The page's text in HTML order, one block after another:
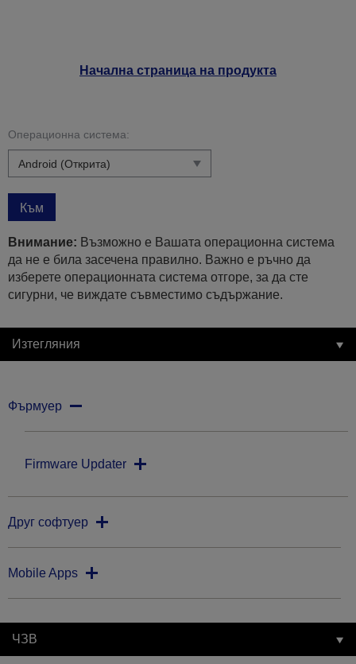
Начална страница на продукта
Операционна система:
Към
Внимание: Възможно е Вашата операционна система
да не е била засечена правилно. Важно е ръчно да
изберете операционната система отгоре, за да сте
сигурни, че виждате съвместимо съдържание.
Изтегляния
Фърмуер
Firmware Updater
Друг софтуер
Mobile Apps
ЧЗВ